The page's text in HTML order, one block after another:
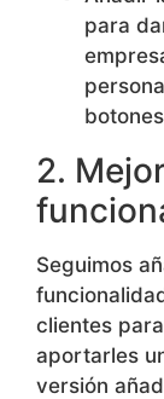
para
2.
Seguimos
clientes
aportarles
versión